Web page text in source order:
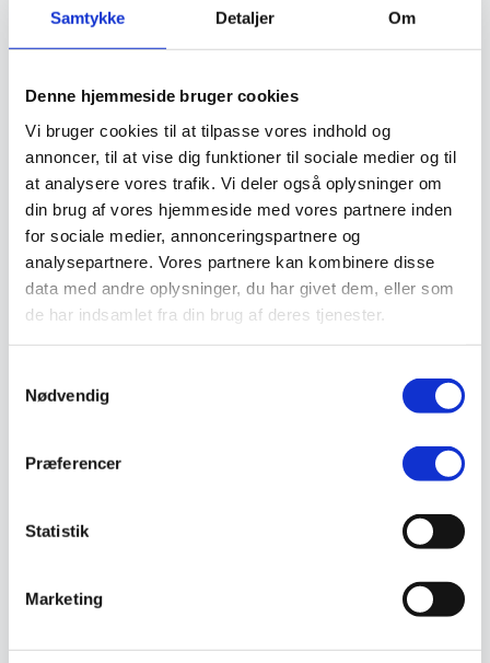
Samtykke Detaljer Om
Denne hjemmeside bruger cookies
Vi bruger cookies til at tilpasse vores indhold og
annoncer, til at vise dig funktioner til sociale medier og til
at analysere vores trafik. Vi deler også oplysninger om
din brug af vores hjemmeside med vores partnere inden
for sociale medier, annonceringspartnere og
analysepartnere. Vores partnere kan kombinere disse
data med andre oplysninger, du har givet dem, eller som
de har indsamlet fra din brug af deres tjenester.
Nødvendig
Præferencer
Statistik
Marketing
Førstehjælp
Hygiejne
Plejeprodukter
Sikkerhedsfodtøj
Såler
Sandal
Sko
Støvler
Støvlet
Valg af sikkerhedssko
Skadedyrsbekæmpelse
Stiger
Skilte
Advarselsskilte
Brandskilte
Cykeloprydning